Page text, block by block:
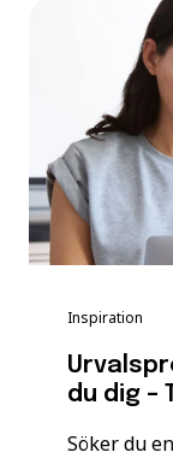
Inspiration
du dig –
Söker du